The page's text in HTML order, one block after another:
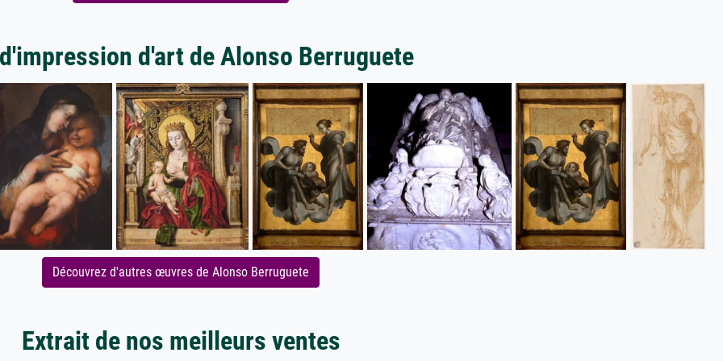
d'art de Alonso Berruguete
Découvrez d'autres œuvres de Alonso Berruguete
Extrait de nos meilleurs ventes